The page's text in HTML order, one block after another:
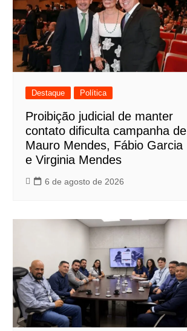
Destaque Política
Proibição judicial de manter
contato dificulta campanha de
Mauro Mendes, Fábio Garcia
e Virginia Mendes
6 de agosto de 2026